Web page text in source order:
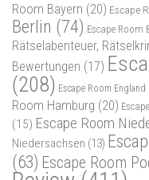
Room Bayern (20) Escape
Berlin (74) Escape Room
Rätselabenteuer,
Bewertungen (17)
(208) Escape Room England
Room Hamburg (20)
(15) Escape Room
Niedersachsen (13)
(63) Escape Room